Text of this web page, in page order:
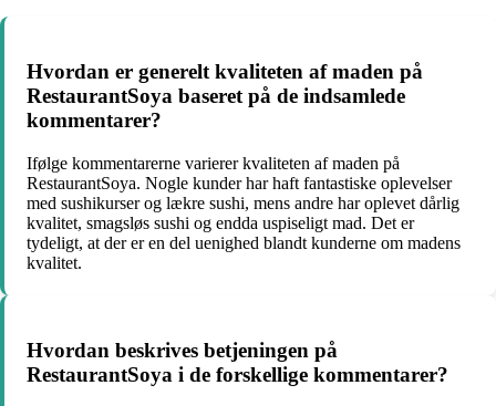
Hvordan er generelt kvaliteten af maden på
RestaurantSoya baseret på de indsamlede
kommentarer?
Ifølge kommentarerne varierer kvaliteten af maden på
RestaurantSoya. Nogle kunder har haft fantastiske oplevelser
med sushikurser og lækre sushi, mens andre har oplevet dårlig
kvalitet, smagsløs sushi og endda uspiseligt mad. Det er
tydeligt, at der er en del uenighed blandt kunderne om madens
kvalitet.
Hvordan beskrives betjeningen på
RestaurantSoya i de forskellige kommentarer?